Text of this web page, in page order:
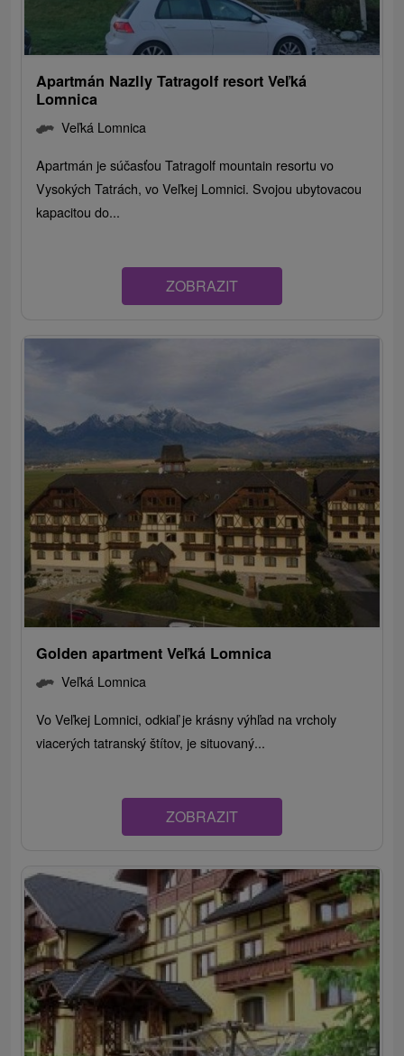
Apartmán Nazlly Tatragolf resort Veľká
Lomnica
Veľká Lomnica
Apartmán je súčasťou Tatragolf mountain resortu vo
Vysokých Tatrách, vo Veľkej Lomnici. Svojou ubytovacou
kapacitou do...
ZOBRAZIT
Golden apartment Veľká Lomnica
Veľká Lomnica
Vo Veľkej Lomnici, odkiaľ je krásny výhľad na vrcholy
viacerých tatranský štítov, je situovaný...
ZOBRAZIT